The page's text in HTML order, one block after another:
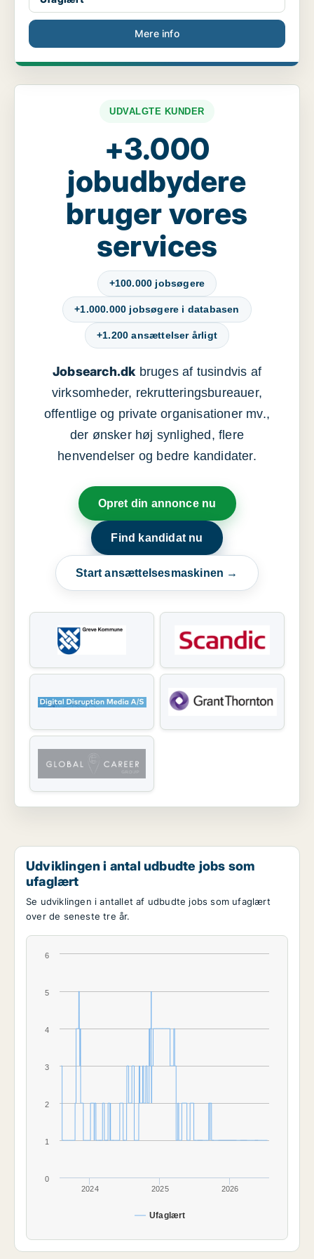
Mere info
UDVALGTE KUNDER
+3.000
jobudbydere
bruger vores
services
+100.000 jobsøgere
+1.000.000 jobsøgere i databasen
+1.200 ansættelser årligt
Jobsearch.dkbruges af tusindvis af
virksomheder, rekrutteringsbureauer,
offentlige og private organisationer mv.,
der ønsker høj synlighed, flere
henvendelser og bedre kandidater.
Opret din annonce nu
Find kandidat nu
Start ansættelsesmaskinen →
Udviklingen i antal udbudte jobs som
ufaglært
Se udviklingen i antallet af udbudte jobs som ufaglært
over de seneste tre år.
Ufaglært
2024 2025 2026
0
1
2
3
4
5
6